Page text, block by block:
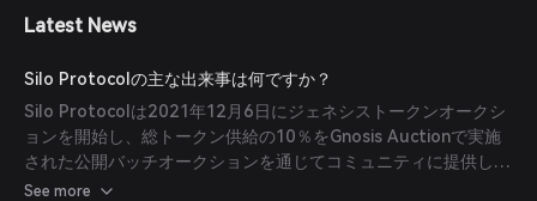
Latest News
Silo Protocolの主な出来事は何ですか？
Silo Protocolは2021年12月6日にジェネシストークンオークシ
ョンを開始し、総トークン供給の10％をGnosis Auctionで実施
された公開バッチオークションを通じてコミュニティに提供しま
した。このイベントは公正なトークン配布を確立し、プロトコル
See more